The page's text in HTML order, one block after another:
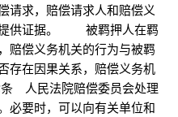
求，赔偿请求人和赔偿义
提供证据。 被羁押人在羁
赔偿义务机关的行为与被羁
存在因果关系，赔偿义务机
人民法院赔偿委员会处理
必要时，可以向有关单位和